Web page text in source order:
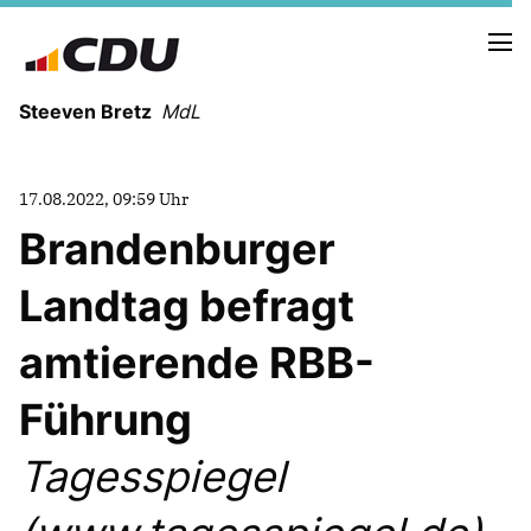
Steeven Bretz MdL
VITA
WAHLKREISBESUCHE
PRESSEFOTOS
MEIN BÜRGERBÜRO
MEIN WAHLKREIS
ZIELE
Redebeiträge
17.08.2022, 09:59 Uhr
Brandenburger
Landtag befragt
amtierende RBB-
Führung
Tagesspiegel